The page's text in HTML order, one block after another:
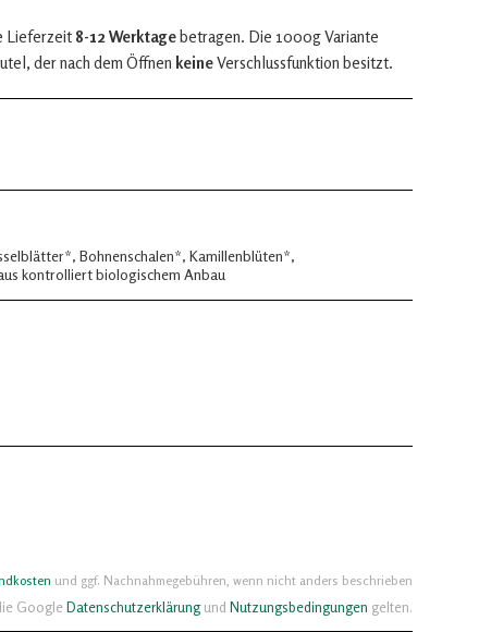
Lieferzeit 8-12 Werktagebetragen. Die 1000g Variante
der nach dem Öffnen keineVerschlussfunktion besitzt.
Bohnenschalen*, Kamillenblüten*,
kontrolliert biologischem Anbau
und ggf. Nachnahmegebühren, wenn nicht anders beschrieben
GoogleDatenschutzerklärungund Nutzungsbedingungen gelten.